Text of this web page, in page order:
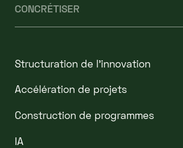
CONCRÉTISER
Structuration de l'innovation
Accélération de projets
Construction de programmes
IA